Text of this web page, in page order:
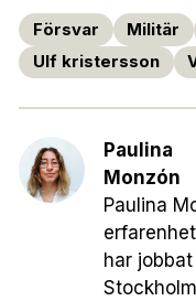
Försvar Militär
Ulf kristersson
Paulina
Monzón
Paulina
har